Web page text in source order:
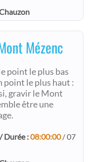
Mézenc
point le plus bas
point le plus haut :
gravir le Mont
être une
Durée :08:00:00/ 07